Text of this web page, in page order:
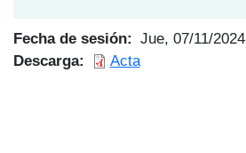
Fecha de sesión
Jue, 07/11/2024
Descarga
Acta